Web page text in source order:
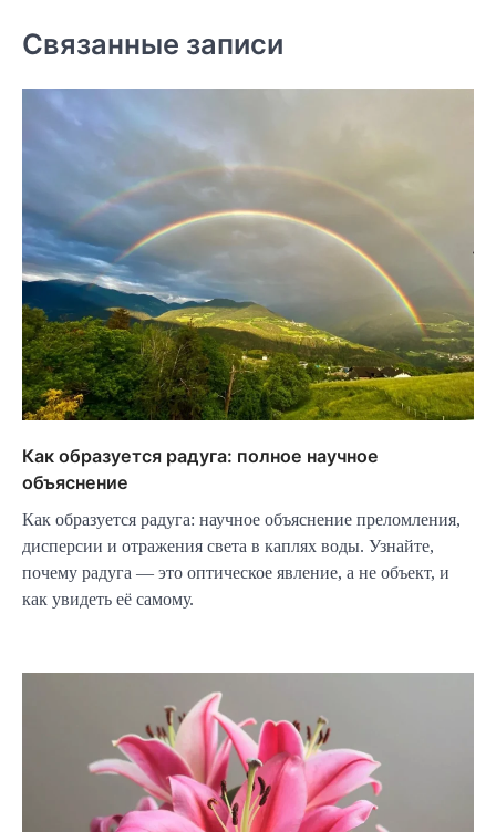
Связанные записи
Как образуется радуга: полное научное
объяснение
Как образуется радуга: научное объяснение преломления,
дисперсии и отражения света в каплях воды. Узнайте,
почему радуга — это оптическое явление, а не объект, и
как увидеть её самому.